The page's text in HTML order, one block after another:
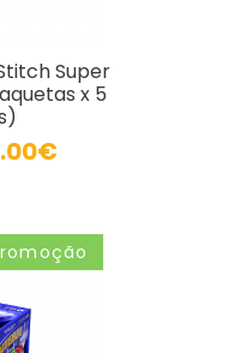
Super
x 5